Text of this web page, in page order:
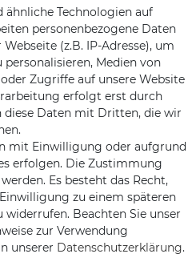
/ 9453362
4
Schweinfurt
ähnliche Technologien auf
personenbezogene Daten
(z.B. IP-Adresse), um
personalisieren, Medien von
Zugriffe auf unsere Website
erfolgt erst durch
diese Daten mit Dritten, die wir
mit Einwilligung oder aufgrund
erfolgen. Die Zustimmung
Es besteht das Recht,
zu einem späteren
Beachten Sie unser
zur Verwendung
unserer Daten­schutz­erklärung.